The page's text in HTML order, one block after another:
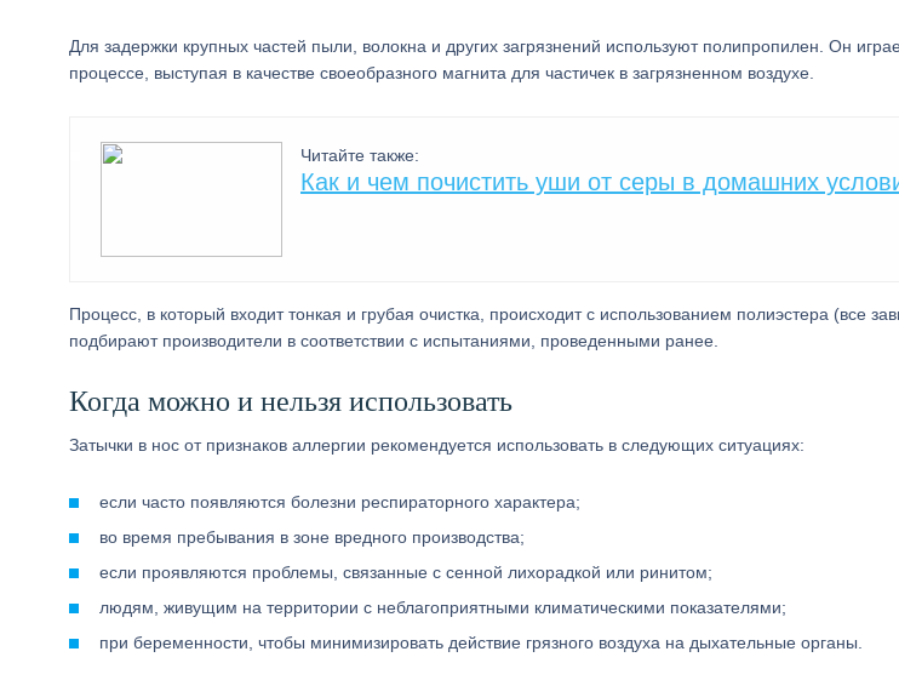
Для задержки крупных частей пыли, волокна и других загрязнений используют полипропилен. Он
процессе, выступая в качестве своеобразного магнита для частичек в загрязненном воздухе.
Читайте также:
Как и чем почистить уши от серы в домашних
Процесс, в который входит тонкая и грубая очистка, происходит с использованием полиэстера (все
подбирают производители в соответствии с испытаниями, проведенными ранее.
Когда можно и нельзя использовать
Затычки в нос от признаков аллергии рекомендуется использовать в следующих ситуациях:
если часто появляются болезни респираторного характера;
во время пребывания в зоне вредного производства;
если проявляются проблемы, связанные с сенной лихорадкой или ринитом;
людям, живущим на территории с неблагоприятными климатическими показателями;
при беременности, чтобы минимизировать действие грязного воздуха на дыхательные органы.